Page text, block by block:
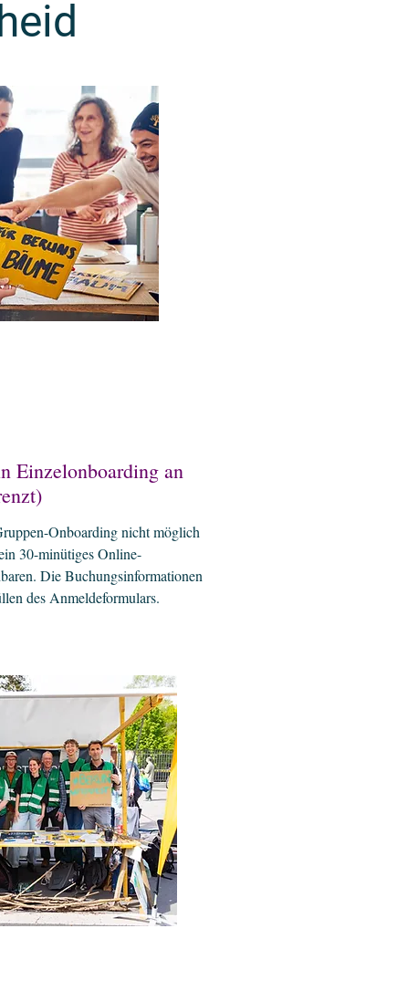
Einzelonboarding an
Onboarding nicht möglich
30-minütiges Online-
Die Buchungsinformationen
des Anmeldeformulars.